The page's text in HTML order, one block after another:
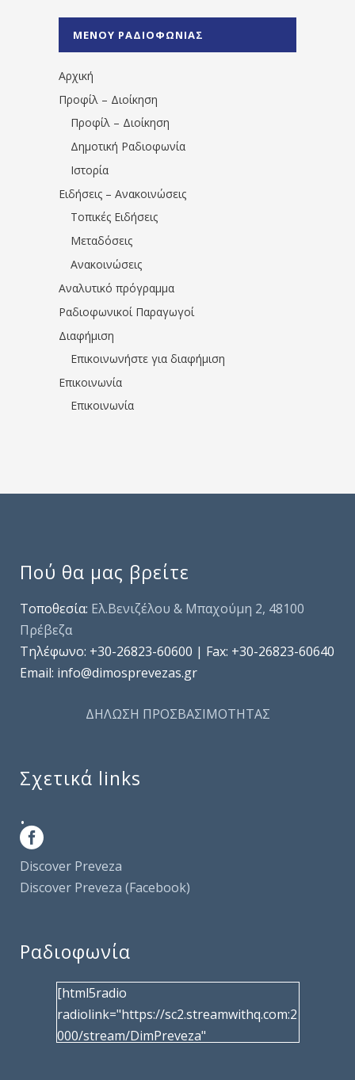
1531194763766854/" artist="" ]
ΜΕΝΟΥ ΡΑΔΙΟΦΩΝΙΑΣ
Αρχική
Προφίλ – Διοίκηση
Προφίλ – Διοίκηση
Δημοτική Ραδιοφωνία
Ιστορία
Ειδήσεις – Ανακοινώσεις
Τοπικές Ειδήσεις
Μεταδόσεις
Ανακοινώσεις
Αναλυτικό πρόγραμμα
Ραδιοφωνικοί Παραγωγοί
Διαφήμιση
Επικοινωνήστε για διαφήμιση
Επικοινωνία
Επικοινωνία
Πού θα μας βρείτε
Τοποθεσία: Ελ.Βενιζέλου & Μπαχούμη 2, 48100
Πρέβεζα
Τηλέφωνo: +30-26823-60600 | Fax: +30-26823-60640
Email: info@dimosprevezas.gr
ΔΗΛΩΣΗ ΠΡΟΣΒΑΣΙΜΟΤΗΤΑΣ
Σχετικά links
.
Discover Preveza
Discover Preveza (Facebook)
Ραδιοφωνία
[html5radio
radiolink="https://sc2.streamwithq.com:2
000/stream/DimPreveza"